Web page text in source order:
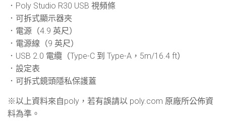
．Poly Studio R30 USB 視頻條
．可拆式顯示器夾
．電源（4.9 英尺）
．電源線（9 英尺）
．USB 2.0 電纜（Type-C 到 Type-A，5m/16.4 ft）
．設定表
．可拆式鏡頭隱私保護蓋
※以上資料來自poly，若有誤請以 poly.com 原廠所公佈資
料為準。